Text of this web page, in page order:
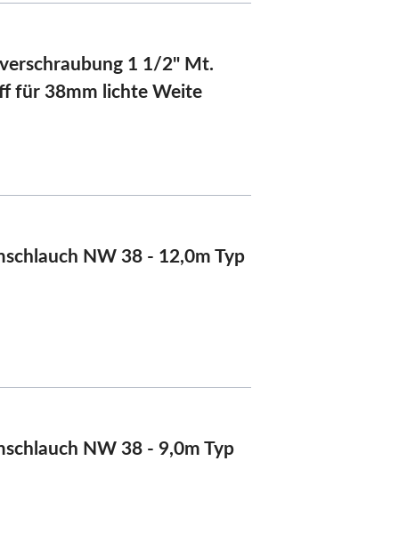
1 1/2" Mt.
für 38mm lichte Weite
NW 38 - 12,0m Typ
NW 38 - 9,0m Typ